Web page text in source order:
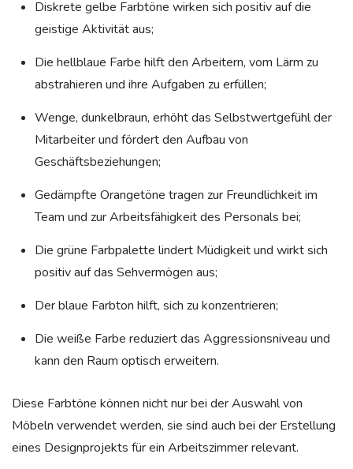
Diskrete gelbe Farbtöne wirken sich positiv auf die
geistige Aktivität aus;
Die hellblaue Farbe hilft den Arbeitern, vom Lärm zu
abstrahieren und ihre Aufgaben zu erfüllen;
Wenge, dunkelbraun, erhöht das Selbstwertgefühl der
Mitarbeiter und fördert den Aufbau von
Geschäftsbeziehungen;
Gedämpfte Orangetöne tragen zur Freundlichkeit im
Team und zur Arbeitsfähigkeit des Personals bei;
Die grüne Farbpalette lindert Müdigkeit und wirkt sich
positiv auf das Sehvermögen aus;
Der blaue Farbton hilft, sich zu konzentrieren;
Die weiße Farbe reduziert das Aggressionsniveau und
kann den Raum optisch erweitern.
Diese Farbtöne können nicht nur bei der Auswahl von
Möbeln verwendet werden, sie sind auch bei der Erstellung
eines Designprojekts für ein Arbeitszimmer relevant.